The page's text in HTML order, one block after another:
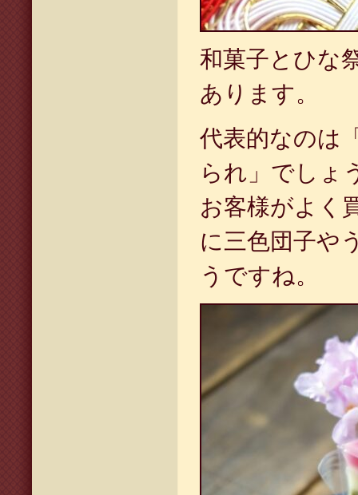
和菓子とひな
あります。
代表的なのは
られ」でしょ
お客様がよく
に三色団子や
うですね。